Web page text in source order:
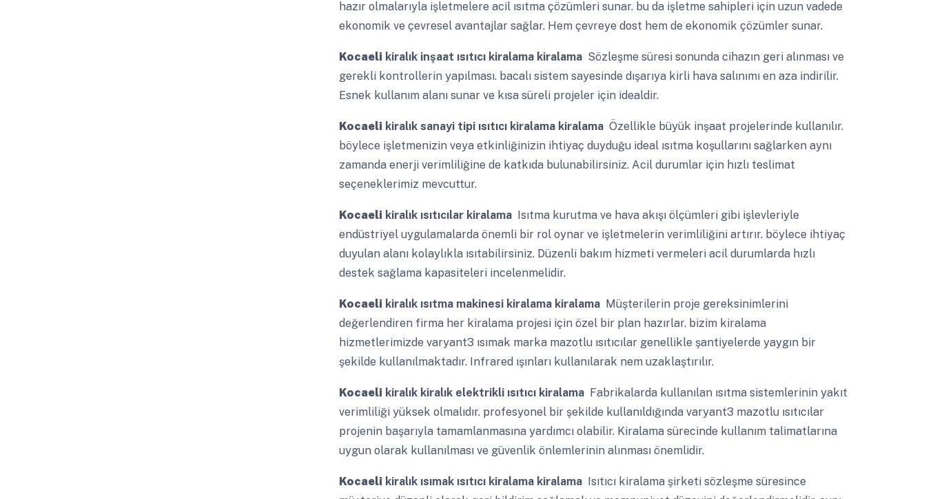
hazır olmalarıyla işletmelere acil ısıtma çözümleri sunar. bu da işletme sahipleri için uzun vadede
ekonomik ve çevresel avantajlar sağlar. Hem çevreye dost hem de ekonomik çözümler sunar.
Kocaeli kiralık inşaat ısıtıcı kiralama kiralama Sözleşme süresi sonunda cihazın geri alınması ve
gerekli kontrollerin yapılması. bacalı sistem sayesinde dışarıya kirli hava salınımı en aza indirilir.
Esnek kullanım alanı sunar ve kısa süreli projeler için idealdir.
Kocaeli kiralık sanayi tipi ısıtıcı kiralama kiralama Özellikle büyük inşaat projelerinde kullanılır.
böylece işletmenizin veya etkinliğinizin ihtiyaç duyduğu ideal ısıtma koşullarını sağlarken aynı
zamanda enerji verimliliğine de katkıda bulunabilirsiniz. Acil durumlar için hızlı teslimat
seçeneklerimiz mevcuttur.
Kocaeli kiralık ısıtıcılar kiralama Isıtma kurutma ve hava akışı ölçümleri gibi işlevleriyle
endüstriyel uygulamalarda önemli bir rol oynar ve işletmelerin verimliliğini artırır. böylece ihtiyaç
duyulan alanı kolaylıkla ısıtabilirsiniz. Düzenli bakım hizmeti vermeleri acil durumlarda hızlı
destek sağlama kapasiteleri incelenmelidir.
Kocaeli kiralık ısıtma makinesi kiralama kiralama Müşterilerin proje gereksinimlerini
değerlendiren firma her kiralama projesi için özel bir plan hazırlar. bizim kiralama
hizmetlerimizde varyant3 ısımak marka mazotlu ısıtıcılar genellikle şantiyelerde yaygın bir
şekilde kullanılmaktadır. Infrared ışınları kullanılarak nem uzaklaştırılır.
Kocaeli kiralık kiralık elektrikli ısıtıcı kiralama Fabrikalarda kullanılan ısıtma sistemlerinin yakıt
verimliliği yüksek olmalıdır. profesyonel bir şekilde kullanıldığında varyant3 mazotlu ısıtıcılar
projenin başarıyla tamamlanmasına yardımcı olabilir. Kiralama sürecinde kullanım talimatlarına
uygun olarak kullanılması ve güvenlik önlemlerinin alınması önemlidir.
Kocaeli kiralık ısımak ısıtıcı kiralama kiralama
Isıtıcı kiralama şirketi sözleşme süresince